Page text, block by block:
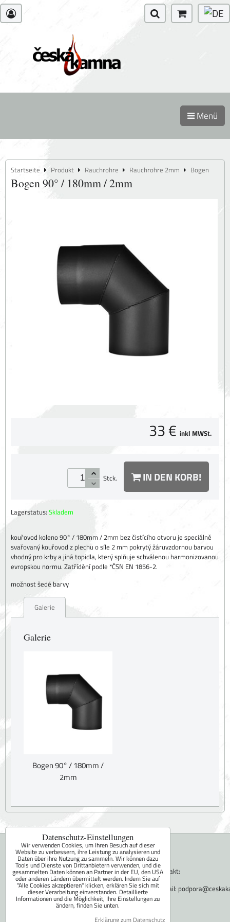
Menü
Startseite Produkt Rauchrohre Rauchrohre 2mm Bogen
Bogen 90° / 180mm / 2mm
33 € inkl MWSt.
Stck. IN DEN KORB!
Lagerstatus: Skladem
kouřovod koleno 90° / 180mm / 2mm bez čistícího otvoru je speciálně
svařovaný kouřovod z plechu o síle 2 mm pokrytý žáruvzdornou barvou
vhodný pro krby a jiná topidla, který splňuje schválenou harmonizovanou
evropskou normu. Zatřídění podle *ČSN EN 1856-2.
možnost šedé barvy
Galerie
Galerie
Bogen 90° / 180mm /
2mm
Miroslav Fara - FaRa
Sepekov 377
398 51 Sepekov
IČO:60622644
Kontakt:
E-mail:
Datenschutz-Einstellungen
Wir verwenden Cookies, um Ihren Besuch auf dieser
Website zu verbessern, ihre Leistung zu analysieren und
Daten über ihre Nutzung zu sammeln. Wir können dazu
Tools und Dienste von Drittanbietern verwenden, und die
gesammelten Daten können an Partner in der EU, den USA
oder anderen Ländern übermittelt werden. Indem Sie auf
"Alle Cookies akzeptieren" klicken, erklären Sie sich mit
dieser Verarbeitung einverstanden. Detaillierte
Informationen und die Möglichkeit, Ihre Einstellungen zu
ändern, finden Sie unten.
Erklärung zum Datenschutz